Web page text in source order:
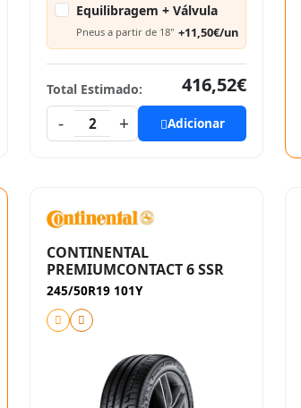
Equilibragem + Válvula
Pneus a partir de 18" +11,50€/un
Total Estimado:
416,52€
-
2 + Adicionar
CONTINENTAL
PREMIUMCONTACT 6 SSR
245/50R19 101Y